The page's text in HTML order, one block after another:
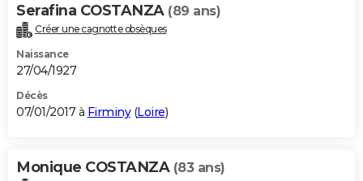
Serafina COSTANZA (89 ans)
Créer une cagnotte obsèques
Naissance
27/04/1927
Décès
07/01/2017 à Firminy(Loire)
Monique COSTANZA (83 ans)